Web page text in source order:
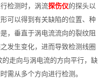
检测时，涡流探伤仪的探头以
可以得到有关缺陷的位置、种
，垂直于涡电流流向的裂纹阻
发生变化，进而导致检测线圈
走向与涡电流的方向平行，缺
需从多个方向进行检测。